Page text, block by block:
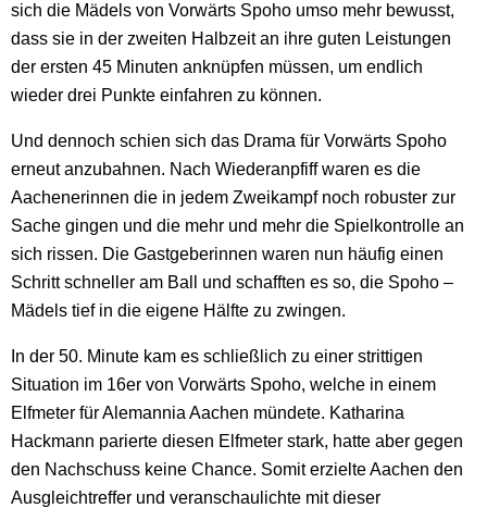
sich die Mädels von Vorwärts Spoho umso mehr bewusst,
dass sie in der zweiten Halbzeit an ihre guten Leistungen
der ersten 45 Minuten anknüpfen müssen, um endlich
wieder drei Punkte einfahren zu können.
Und dennoch schien sich das Drama für Vorwärts Spoho
erneut anzubahnen. Nach Wiederanpfiff waren es die
Aachenerinnen die in jedem Zweikampf noch robuster zur
Sache gingen und die mehr und mehr die Spielkontrolle an
sich rissen. Die Gastgeberinnen waren nun häufig einen
Schritt schneller am Ball und schafften es so, die Spoho –
Mädels tief in die eigene Hälfte zu zwingen.
In der 50. Minute kam es schließlich zu einer strittigen
Situation im 16er von Vorwärts Spoho, welche in einem
Elfmeter für Alemannia Aachen mündete. Katharina
Hackmann parierte diesen Elfmeter stark, hatte aber gegen
den Nachschuss keine Chance. Somit erzielte Aachen den
Ausgleichtreffer und veranschaulichte mit dieser